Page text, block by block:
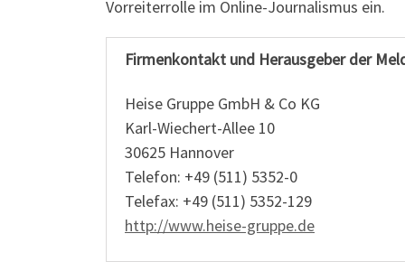
Vorreiterrolle im Online-Journalismus ein.
Firmenkontakt und Herausgeber der
Heise Gruppe GmbH & Co KG
Karl-Wiechert-Allee 10
30625 Hannover
Telefon: +49 (511) 5352-0
Telefax: +49 (511) 5352-129
http://www.heise-gruppe.de